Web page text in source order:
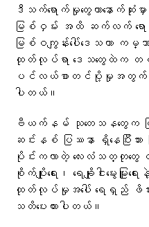
ဒီသက်ရောက်မှုတွေဟာနောက်
မြစ်ဝှမ်း အထိ ဆက်လက် ရေ
မြစ်ဝကျွန်းပေါ်ဒေသဟာ ကမ္ဘ
ထုတ်လုပ်ရာ ဒေသတွေထဲက တစ်ခု
ပင်လယ်စာတင်ပို့မှုအတွက်
ပါတယ်။
ဗီယက်နမ် သုတေသနတွေက မြစ်
ဆင်းနစ် ပြဿနာ ရှိနေပြီးသား
ပိုင်းကလာတဲ့ လေးလံသတ္တုတွ
စိုက်ပျိုးရေး၊ ရေချိုငါးမွေးမြူ
ထုတ်လုပ်မှုအပေါ် ရေရှည် ဖိအာ
သတိပေးထားပါတယ်။